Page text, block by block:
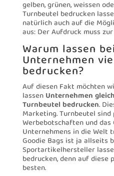
gelben, grünen, weissen
Turnbeutel bedrucken
natürlich auch auf die
aus: Der Aufdruck muss
Warum lassen
Unternehmen
bedrucken?
Auf diesen Fakt möchten
lassenUnternehmen
Turnbeutel bedrucken.
Marketing. Turnbeutel
Werbebotschaften und
Unternehmens in die Welt
Goodie Bags ist ja allseits
Sportartikelhersteller
bedrucken, denn auf diese
besten.